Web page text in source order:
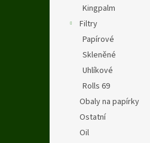
Kingpalm
Filtry
Papírové
Skleněné
Uhlíkové
Rolls 69
Obaly na papírky
Ostatní
Oil